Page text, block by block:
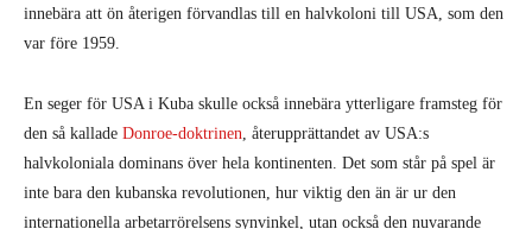
innebära att ön återigen förvandlas till en halvkoloni till USA, som den
var före 1959.
En seger för USA i Kuba skulle också innebära ytterligare framsteg för
den så kallade Donroe-doktrinen , återupprättandet av USA:s
halvkoloniala dominans över hela kontinenten. Det som står på spel är
inte bara den kubanska revolutionen, hur viktig den än är ur den
internationella arbetarrörelsens synvinkel, utan också den nuvarande